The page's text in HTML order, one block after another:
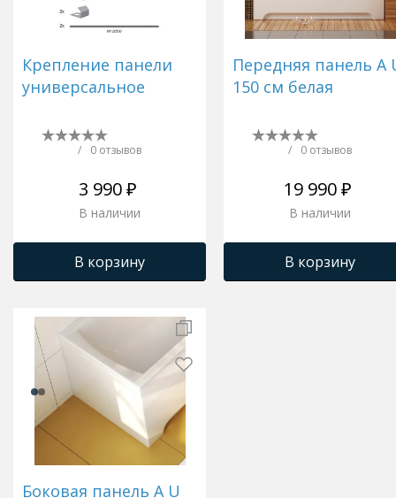
Крепление панели
универсальное
/ 0 отзывов
3 990 ₽
В наличии
В корзину
Передняя панель A
150 см белая
/ 0 отзывов
19 990 ₽
В наличии
В корзину
Боковая панель A U